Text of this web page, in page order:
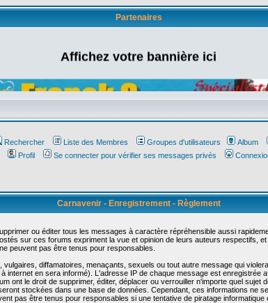
Partenaires
Affichez votre bannière ici
Rechercher Liste des Membres Groupes d'utilisateurs Album
Profil
Se connecter pour vérifier ses messages privés
Carnavenir - Enregistrement - Règlement
ou éditer tous les messages à caractère répréhensible aussi
sur ces forums expriment la vue et opinion de leurs auteurs respectifs,
peuvent pas être tenus pour responsables.
diffamatoires, menaçants, sexuels ou tout autre message qui
internet en sera informé). L'adresse IP de chaque message est enregistrée
ont le droit de supprimer, éditer, déplacer ou verrouiller n'importe quel
stockées dans une base de données. Cependant, ces informations ne
pas être tenus pour responsables si une tentative de piratage informatique